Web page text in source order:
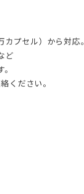
プセル）から対応。
ど
ください。